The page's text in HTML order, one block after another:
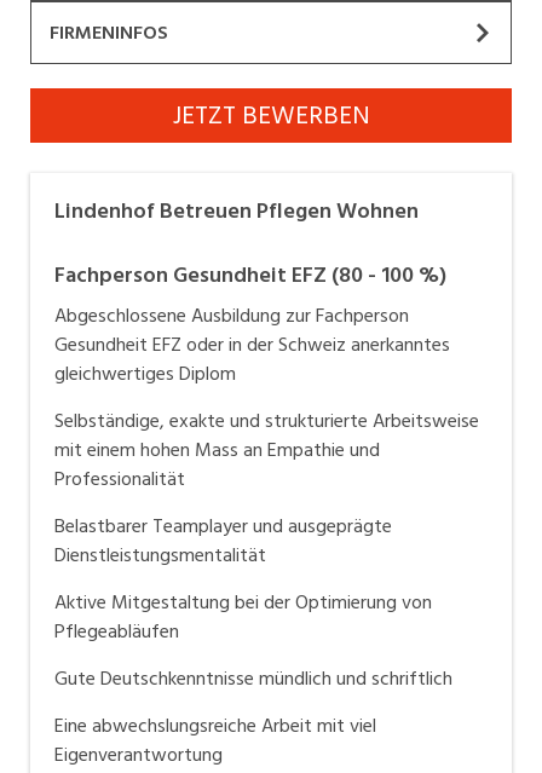
Industrie, Maschinenbau, Anlagenbau,
Informatik, Telekommunikation
Kaufm. Berufe, Kundendienst, Verwaltung
Körperpflege, Wellness
Mechanik, Elektronik, Optik, Textil (Fertigung)
Medizin, Gesundheitswesen, Pflege
Aussendienst
Sicherheit, Rettung, Polizei, Zoll
FIRMENINFOS
Lindenhof Betreuen Pflegen Wohnen
Website
Wir sind ein innovatives Alters- und Pflegeheim im
Osten der Stadt St. Gallen und bieten Betreuung und
Pflege für betagte Menschen an.
JETZT BEWERBEN
Lindenhof Betreuen Pflegen Wohnen
Fachperson Gesundheit EFZ (80 - 100 %)
Abgeschlossene Ausbildung zur Fachperson
Gesundheit EFZ oder in der Schweiz anerkanntes
gleichwertiges Diplom
Selbständige, exakte und strukturierte Arbeitsweise
mit einem hohen Mass an Empathie und
Professionalität
Belastbarer Teamplayer und ausgeprägte
Dienstleistungsmentalität
Aktive Mitgestaltung bei der Optimierung von
Pflegeabläufen
Gute Deutschkenntnisse mündlich und schriftlich
Eine abwechslungsreiche Arbeit mit viel
Eigenverantwortung